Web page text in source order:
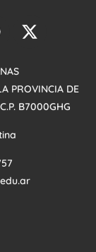
PROVINCIA DE
B7000GHG